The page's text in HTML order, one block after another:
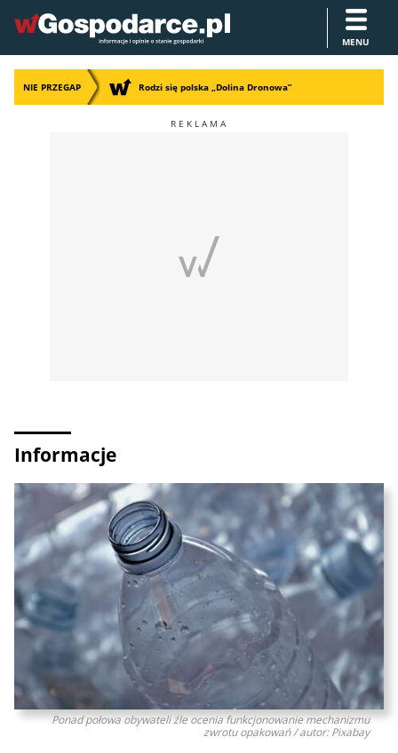
MENU
NIE PRZEGAP Rodzi się polska „Dolina Dronowa”
Informacje
Ponad połowa obywateli źle ocenia funkcjonowanie mechanizmu
zwrotu opakowań / autor: Pixabay